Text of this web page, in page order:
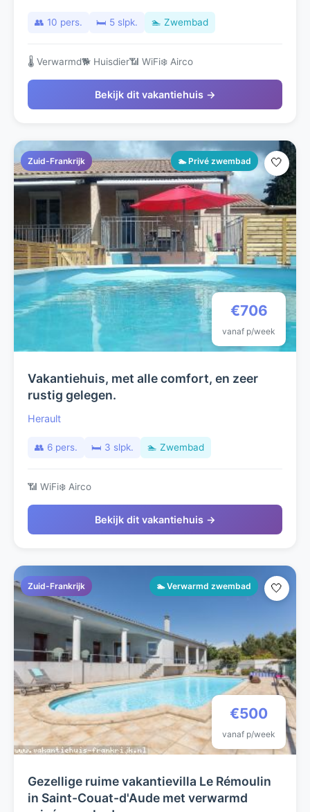
👥 10 pers. 🛏️ 5 slpk. 🏊 Zwembad
🌡️ Verwarmd🐕 Huisdier📶 WiFi❄️ Airco
Bekijk dit vakantiehuis →
Zuid-Frankrijk 🏊 Privé zwembad
€706
vanaf p/week
🤍
Vakantiehuis, met alle comfort, en zeer
rustig gelegen.
Herault
👥 6 pers. 🛏️ 3 slpk. 🏊 Zwembad
📶 WiFi❄️ Airco
Bekijk dit vakantiehuis →
Zuid-Frankrijk 🏊 Verwarmd zwembad
€500
vanaf p/week
🤍
Gezellige ruime vakantievilla Le Rémoulin
in Saint-Couat-d'Aude met verwarmd